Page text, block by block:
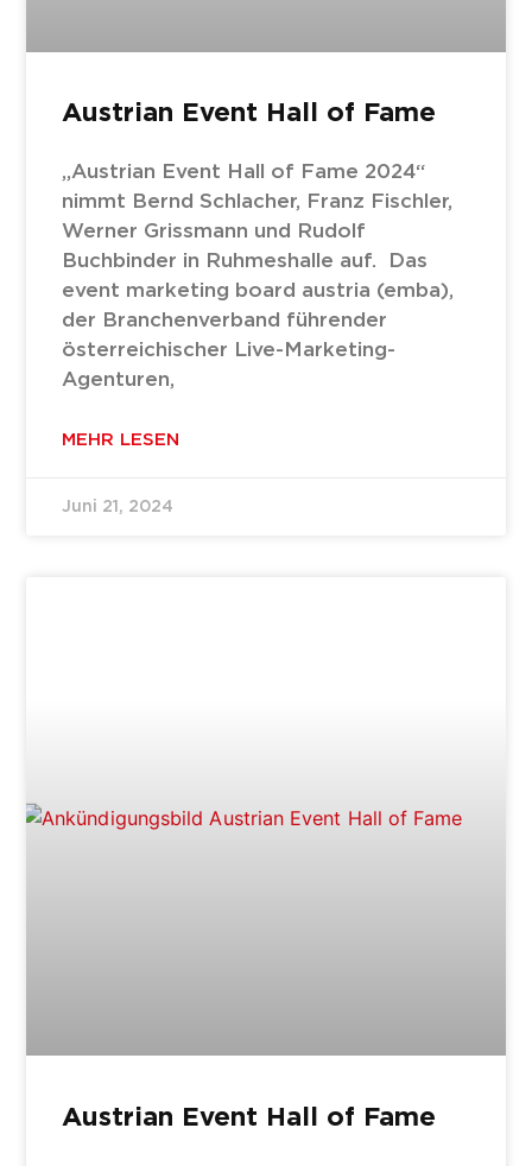
Austrian Event Hall of Fame
„Austrian Event Hall of Fame 2024“
nimmt Bernd Schlacher, Franz Fischler,
Werner Grissmann und Rudolf
Buchbinder in Ruhmeshalle auf. Das
event marketing board austria (emba),
der Branchenverband führender
österreichischer Live-Marketing-
Agenturen,
MEHR LESEN
Juni 21, 2024
Austrian Event Hall of Fame